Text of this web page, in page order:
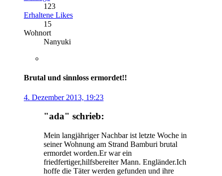
123
Erhaltene Likes
15
Wohnort
Nanyuki
Brutal und sinnloss ermordet!!
4. Dezember 2013, 19:23
"ada" schrieb:
Mein langjähriger Nachbar ist letzte Woche in
seiner Wohnung am Strand Bamburi brutal
ermordet worden.Er war ein
friedfertiger,hilfsbereiter Mann. Engländer.Ich
hoffe die Täter werden gefunden und ihre